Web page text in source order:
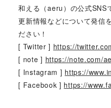
和える（aeru）の公式SNS
更新情報などについて発信
ださい！
[ Twitter ] https://
[ note ] https://note.com/
[ Instagram ] https://
[ Facebook ] https://